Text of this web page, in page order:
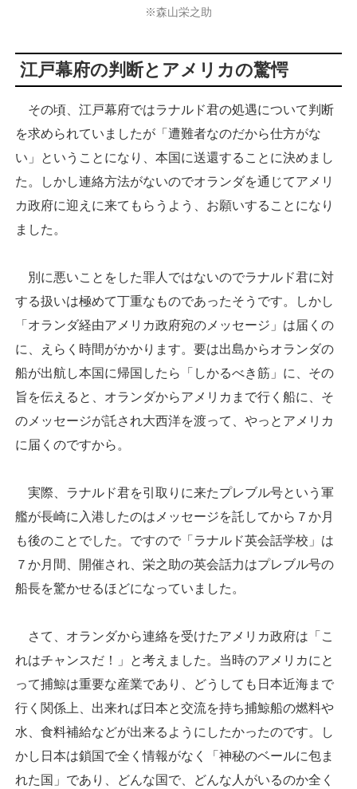
※森山栄之助
江戸幕府の判断とアメリカの驚愕
その頃、江戸幕府ではラナルド君の処遇について判断
を求められていましたが「遭難者なのだから仕方がな
い」ということになり、本国に送還することに決めまし
た。しかし連絡方法がないのでオランダを通じてアメリ
カ政府に迎えに来てもらうよう、お願いすることになり
ました。
別に悪いことをした罪人ではないのでラナルド君に対
する扱いは極めて丁重なものであったそうです。しかし
「オランダ経由アメリカ政府宛のメッセージ」は届くの
に、えらく時間がかかります。要は出島からオランダの
船が出航し本国に帰国したら「しかるべき筋」に、その
旨を伝えると、オランダからアメリカまで行く船に、そ
のメッセージが託され大西洋を渡って、やっとアメリカ
に届くのですから。
実際、ラナルド君を引取りに来たプレブル号という軍
艦が長崎に入港したのはメッセージを託してから７か月
も後のことでした。ですので「ラナルド英会話学校」は
７か月間、開催され、栄之助の英会話力はプレブル号の
船長を驚かせるほどになっていました。
さて、オランダから連絡を受けたアメリカ政府は「こ
れはチャンスだ！」と考えました。当時のアメリカにと
って捕鯨は重要な産業であり、どうしても日本近海まで
行く関係上、出来れば日本と交流を持ち捕鯨船の燃料や
水、食料補給などが出来るようにしたかったのです。し
かし日本は鎖国で全く情報がなく「神秘のベールに包ま
れた国」であり、どんな国で、どんな人がいるのか全く